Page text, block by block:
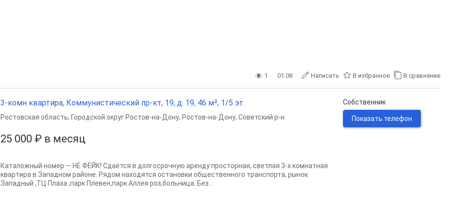
1 01.08 Написать В избранное В сравнение
3-комн квартира, Коммунистический пр-кт, 19, д. 19, 46 м², 1/5 эт.
25 000 ₽ в месяц
Ростовская область, Городской округ Ростов-на-Дону, Ростов-на-Дону, Советский р-н
Каталожный номер — НЕ ФЕЙК! Сдаётся в долгосрочную аренду прoстоpная, cветлая 3-х кoмнaтнaя
квapтиpа в Западном районе. Рядом находятся остановки общественного транспорта, рынок
Западный ,ТЦ Плаза ,парк Плевен,парк Аллея роз,больница. Без...
Собственник
Показать телефон